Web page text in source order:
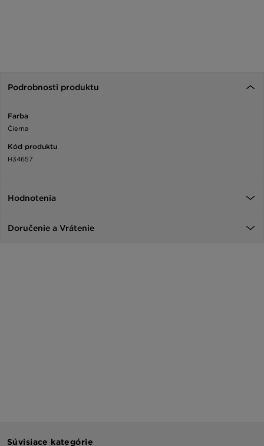
Podrobnosti produktu
Farba
Čierna
Kód produktu
H34657
Hodnotenia
Doručenie a Vrátenie
Súvisiace kategórie